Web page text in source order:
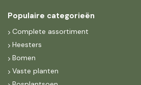
Populaire categorieën
Complete assortiment
Heesters
Bomen
Vaste planten